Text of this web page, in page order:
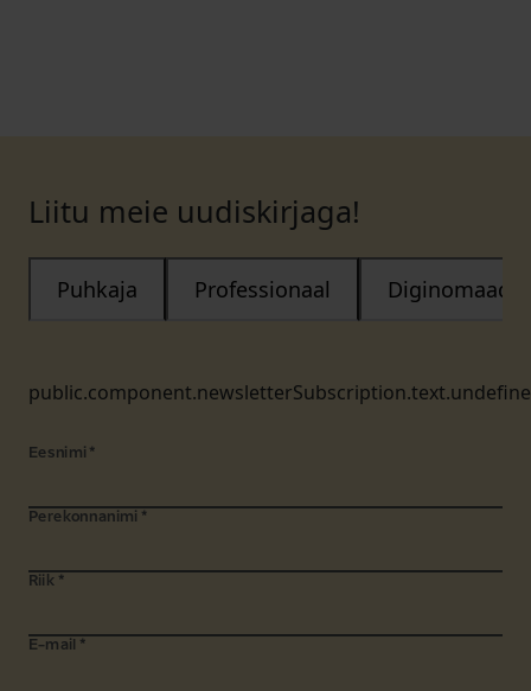
Liitu meie uudiskirjaga!
Puhkaja Professionaal Diginomaad
Eesnimi *
Perekonnanimi *
Riik *
E-mail *